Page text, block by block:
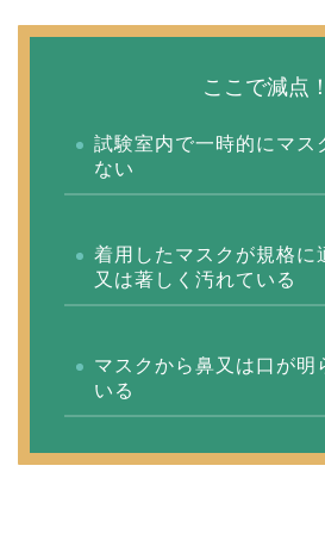
ここで減点！
試験室内で一時的にマス
ない
着用したマスクが規格に
又は著しく汚れている
マスクから鼻又は口が明
いる